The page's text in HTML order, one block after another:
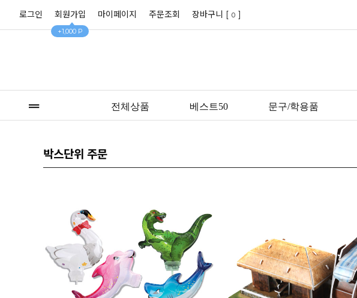
로그인 회원가입
+1,000 P
마이페이지 주문조회 장바구니 [ 0 ]
전체상품 베스트50 문구/학용품
박스단위 주문